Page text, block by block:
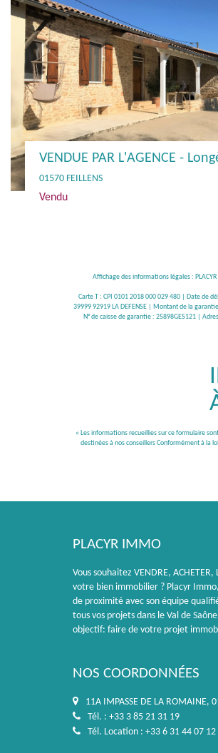
01570 MANZIAT
Vendu
Affichage des informations légales :
Carte T : CPI 0101 2018 000 029 480 | Date de
39999 92919 LA DEFENSE | Montant de la
N° de caisse de garantie : 25898GES121 |
« Les informations recueillies sur ce formulaire
destinées à nos conseillers Conformément à la
PLACYR IMMO
Vous souhaitez VENDRE, ACHETER,
votre bien immobilier ? Placyr
de proximité avec son équipe
tous vos projets dans le Val de
objectif: faire de votre projet
NOS COORDONNÉES
11A IMPASSE DE LA ROMAINE,
Tél. : +33 3 85 21 31 19
Tél. Location : +33 6 31 44 07 12